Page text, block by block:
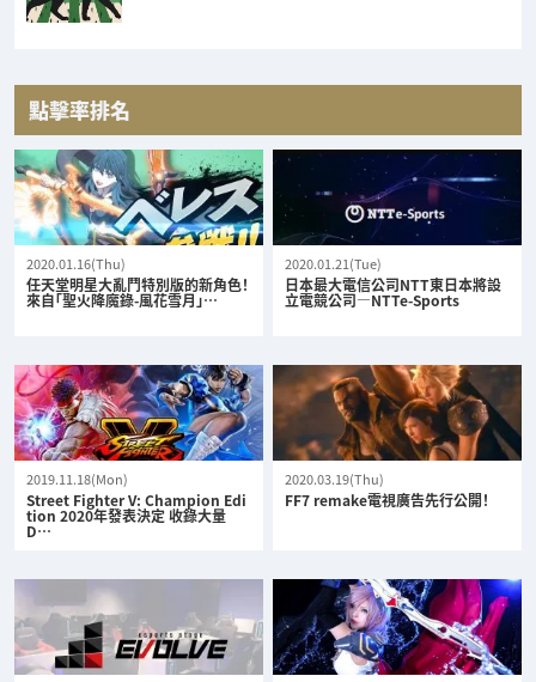
點擊率排名
2020.01.16(Thu)
任天堂明星大亂鬥特別版的新角色！
來自「聖火降魔錄-風花雪月」…
2020.01.21(Tue)
日本最大電信公司NTT東日本將設
立電競公司—NTTe-Sports
2019.11.18(Mon)
Street Fighter V: Champion Edi
tion 2020年發表決定 收錄大量
D…
2020.03.19(Thu)
FF7 remake電視廣告先行公開！